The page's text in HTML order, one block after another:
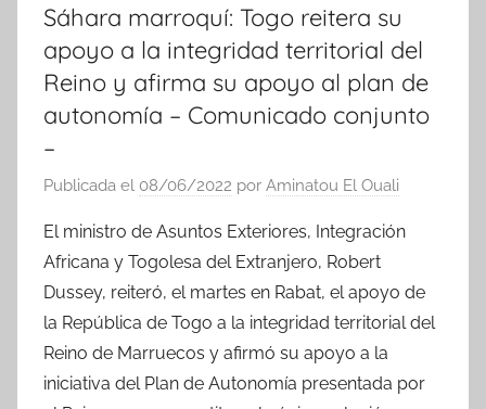
Sáhara marroquí: Togo reitera su
apoyo a la integridad territorial del
Reino y afirma su apoyo al plan de
autonomía – Comunicado conjunto
–
Publicada el 08/06/2022 por Aminatou El Ouali
El ministro de Asuntos Exteriores, Integración
Africana y Togolesa del Extranjero, Robert
Dussey, reiteró, el martes en Rabat, el apoyo de
la República de Togo a la integridad territorial del
Reino de Marruecos y afirmó su apoyo a la
iniciativa del Plan de Autonomía presentada por